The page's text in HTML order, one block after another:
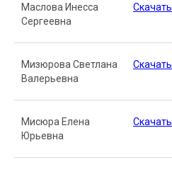
Маслова Инесса
Сергеевна
Скачать
Мизюрова Светлана
Валерьевна
Скачать
Мисюра Елена
Юрьевна
Скачать